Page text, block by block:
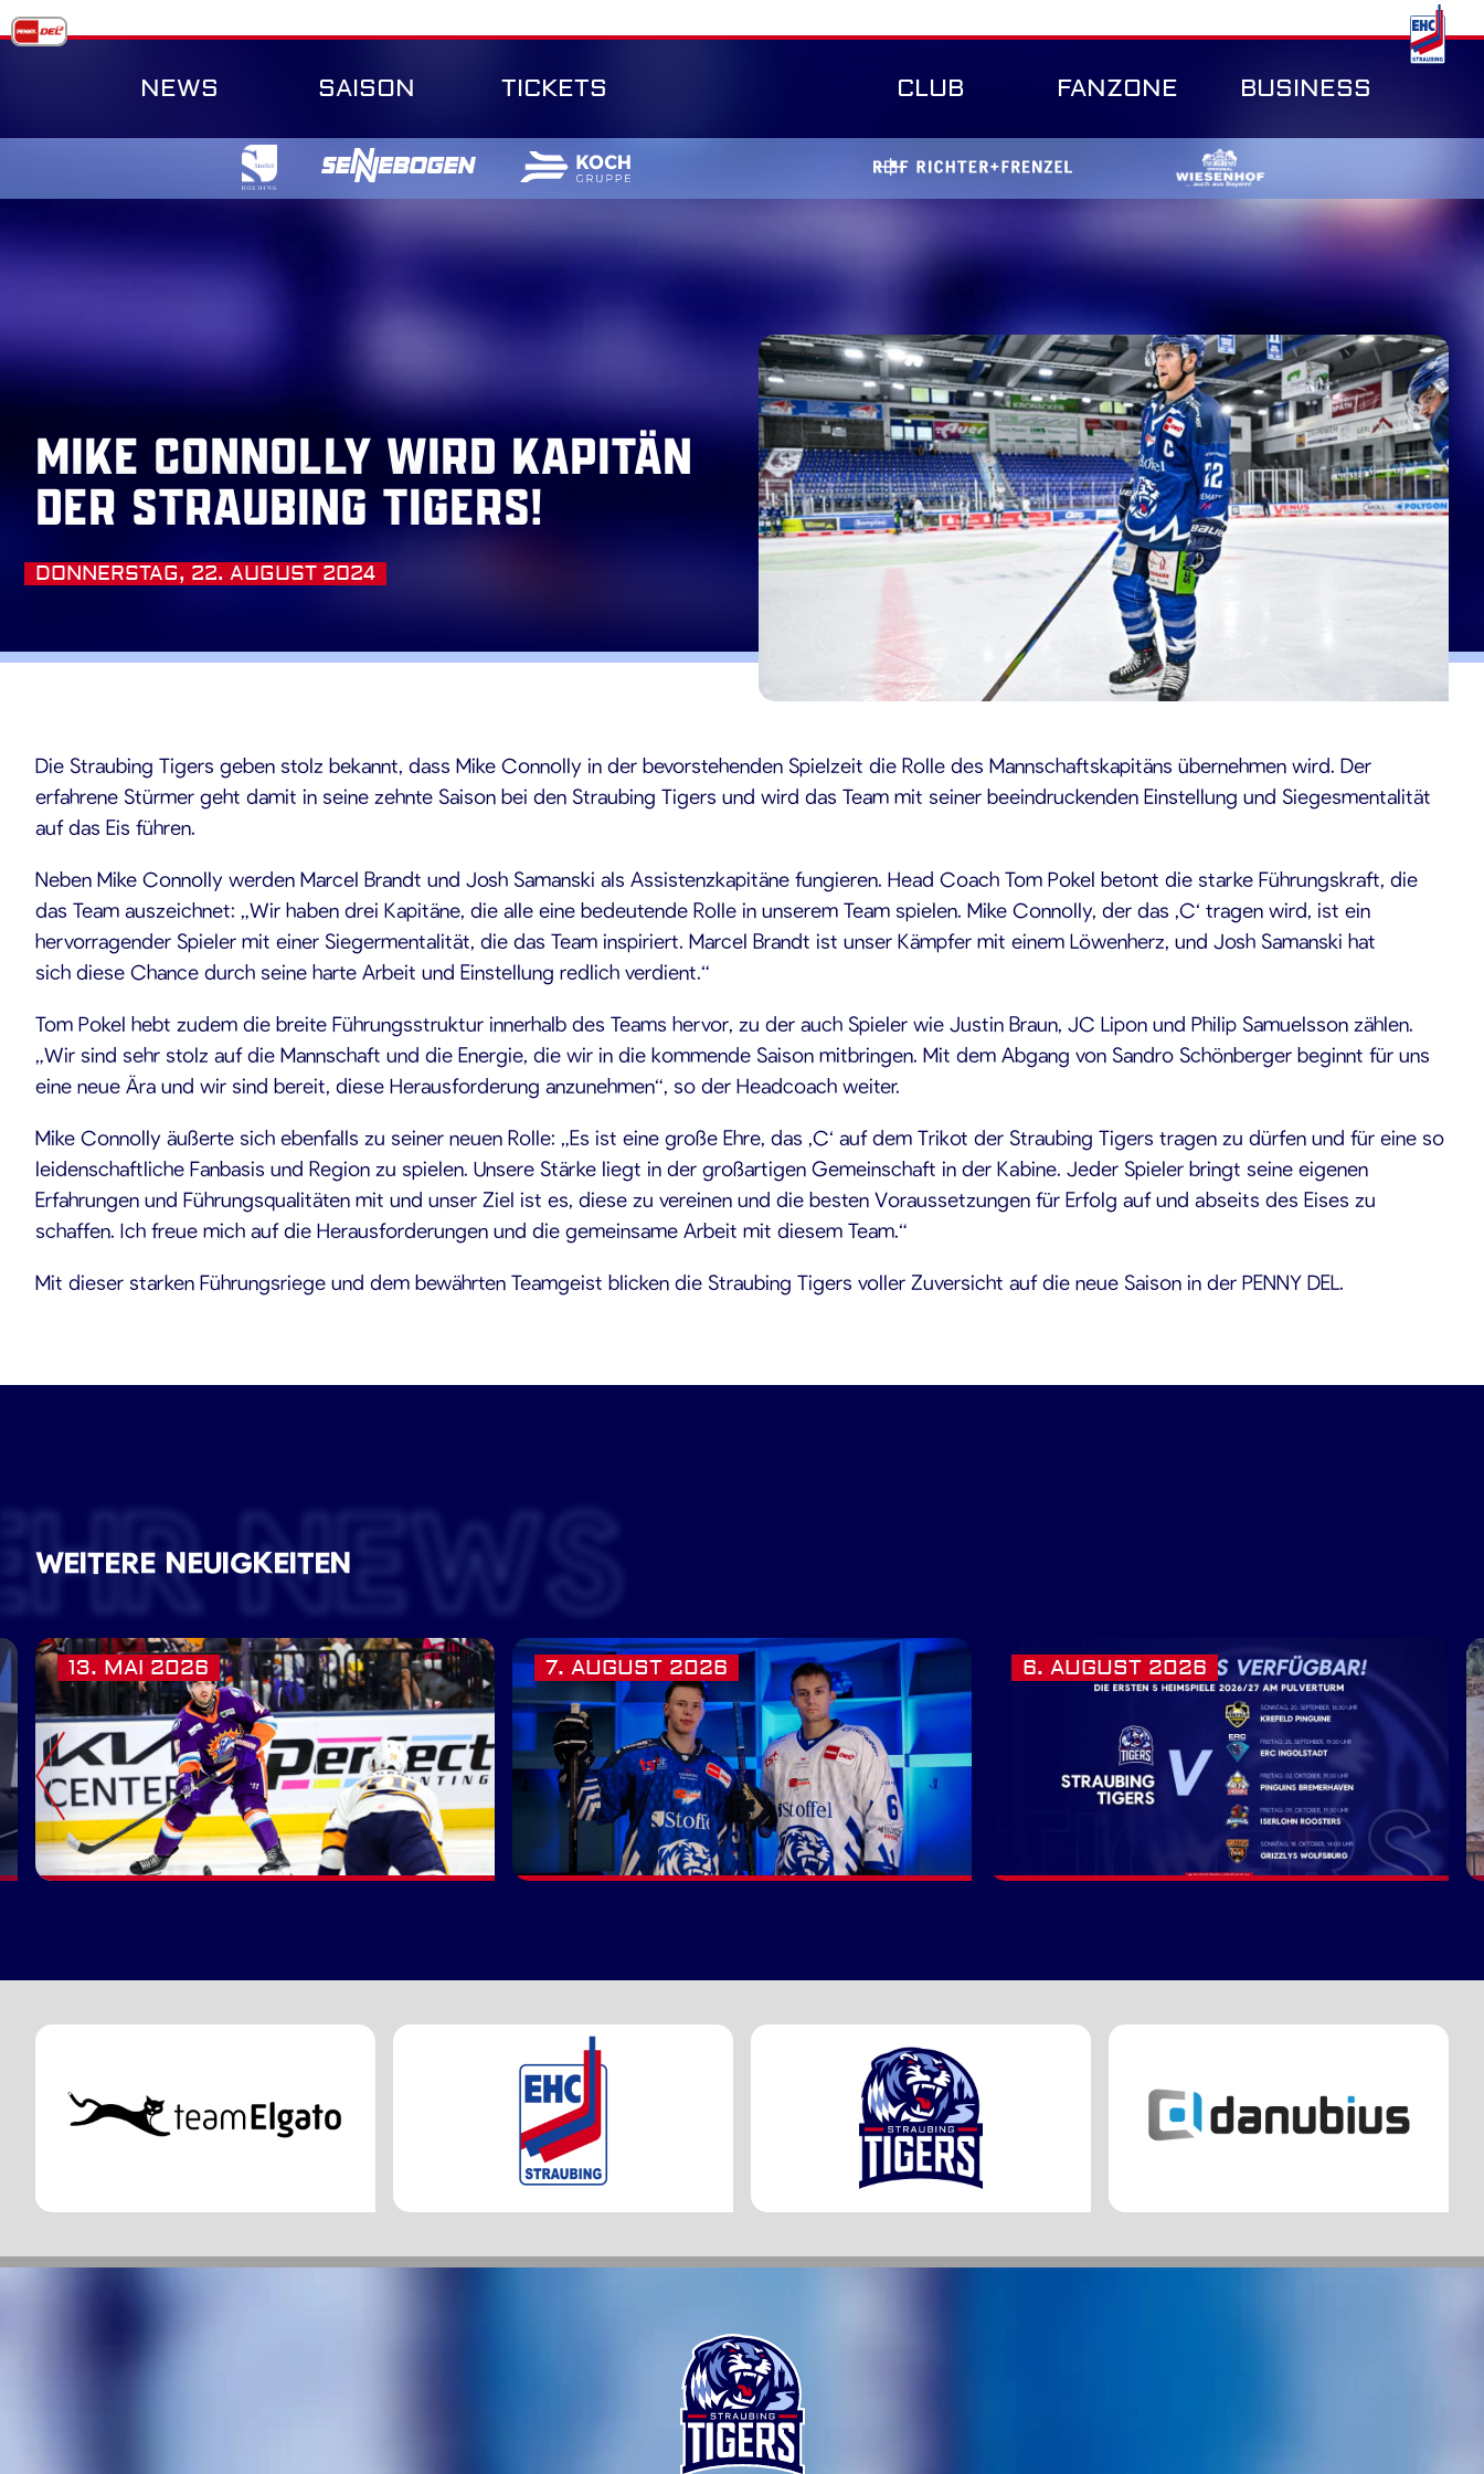
Skip
to
NEWS SAISON TICKETS CLUB FANZONE BUSINESS
Mike Connolly wird Kapitän
der Straubing Tigers!
DONNERSTAG, 22. AUGUST 2024
Die Straubing Tigers geben stolz bekannt, dass Mike Connolly in der bevorstehenden Spielzeit die Rolle des Mannschaftskapitäns übernehmen wird. Der
erfahrene Stürmer geht damit in seine zehnte Saison bei den Straubing Tigers und wird das Team mit seiner beeindruckenden Einstellung und Siegesmentalität
auf das Eis führen.
Neben Mike Connolly werden Marcel Brandt und Josh Samanski als Assistenzkapitäne fungieren. Head Coach Tom Pokel betont die starke Führungskraft, die
das Team auszeichnet: „Wir haben drei Kapitäne, die alle eine bedeutende Rolle in unserem Team spielen. Mike Connolly, der das ‚C‘ tragen wird, ist ein
hervorragender Spieler mit einer Siegermentalität, die das Team inspiriert. Marcel Brandt ist unser Kämpfer mit einem Löwenherz, und Josh Samanski hat
sich diese Chance durch seine harte Arbeit und Einstellung redlich verdient.“
Tom Pokel hebt zudem die breite Führungsstruktur innerhalb des Teams hervor, zu der auch Spieler wie Justin Braun, JC Lipon und Philip Samuelsson zählen.
„Wir sind sehr stolz auf die Mannschaft und die Energie, die wir in die kommende Saison mitbringen. Mit dem Abgang von Sandro Schönberger beginnt für uns
eine neue Ära und wir sind bereit, diese Herausforderung anzunehmen“, so der Headcoach weiter.
Mike Connolly äußerte sich ebenfalls zu seiner neuen Rolle: „Es ist eine große Ehre, das ‚C‘ auf dem Trikot der Straubing Tigers tragen zu dürfen und für eine so
leidenschaftliche Fanbasis und Region zu spielen. Unsere Stärke liegt in der großartigen Gemeinschaft in der Kabine. Jeder Spieler bringt seine eigenen
Erfahrungen und Führungsqualitäten mit und unser Ziel ist es, diese zu vereinen und die besten Voraussetzungen für Erfolg auf und abseits des Eises zu
schaffen. Ich freue mich auf die Herausforderungen und die gemeinsame Arbeit mit diesem Team.“
Mit dieser starken Führungsriege und dem bewährten Teamgeist blicken die Straubing Tigers voller Zuversicht auf die neue Saison in der PENNY DEL.
WEITERE NEUIGKEITENNEWS
7. AUGUST 2026 6. AUGUST 2026
13. MAI 2026